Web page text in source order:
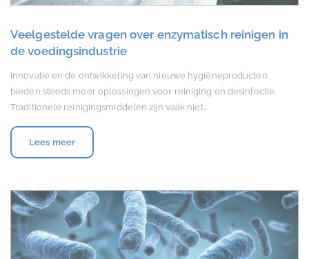
Veelgestelde vragen over enzymatisch reinigen in
de voedingsindustrie
Innovatie en de ontwikkeling van nieuwe hygiëneproducten
bieden steeds meer oplossingen voor reiniging en desinfectie.
Traditionele reinigingsmiddelen zijn vaak niet…
Lees meer